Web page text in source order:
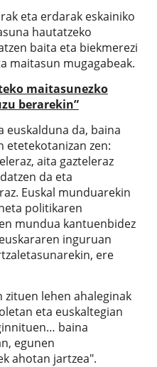
eta erdarak eskainiko
hautatzeko
baita eta biekmerezi
maitasun mugagabeak.
maitasunezko
berarekin”
euskalduna da, baina
etetekotanizan zen:
aita gazteleraz
da eta
Euskal munduarekin
politikaren
mundua kantuenbidez
inguruan
ere
lehen ahaleginak
eta euskaltegian
baina
egunen
ahotan jartzea".